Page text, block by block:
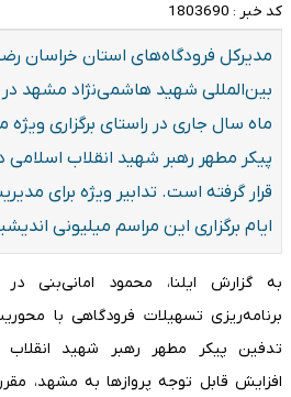
کد خبر : 1803690
مدیرکل فرودگاه‌های استان خراسان
ماه سال جاری در راستای برگزاری
پیکر مطهر رهبر شهید انقلاب
قرار گرفته است. تدابیر ویژه برای
ایام برگزاری این مراسم میلیونی
به گزارش ایلنا، محمود امانی‌بنی
برنامه‌ریزی تسهیلات فرودگاهی با
تدفین پیکر مطهر رهبر شهید انقلاب
افزایش قابل توجه پروازها به مشهد،